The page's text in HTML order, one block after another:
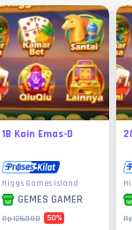
1B Koin Emas-D
Higgs Games Island
GEMES GAMER
Rp125.000 50%